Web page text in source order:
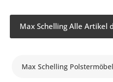
Max Schelling Alle Artikel
Max Schelling Polstermöbel